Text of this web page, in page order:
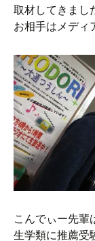
取材してきまし
お相手はメディ
こんでぃー先輩
生学類に推薦受